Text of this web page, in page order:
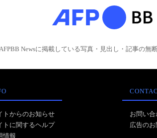
AFPBB Newsに掲載している写真・見出し・記事の無
トからのお知らせ
トに関するヘルプ
情報
お問い合
広告の